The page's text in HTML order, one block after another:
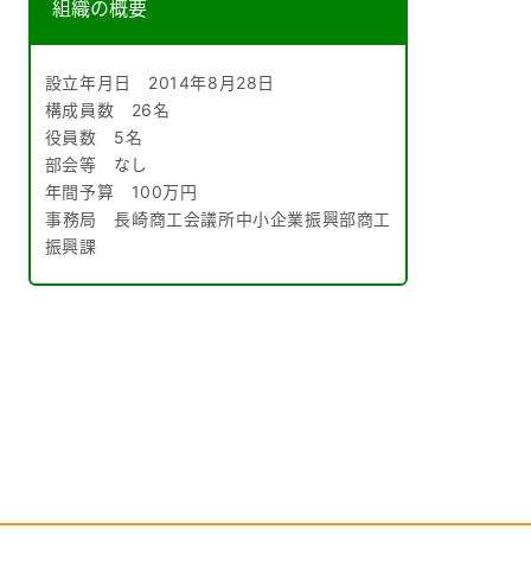
組織の概要
設立年月日 2014年8月28日
構成員数 26名
役員数 5名
部会等 なし
年間予算 100万円
事務局 長崎商工会議所中小企業振興部商工
振興課